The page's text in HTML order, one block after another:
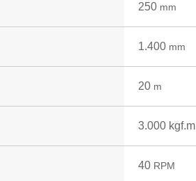
250 mm
1.400 mm
20 m
3.000 kgf.m
40 RPM